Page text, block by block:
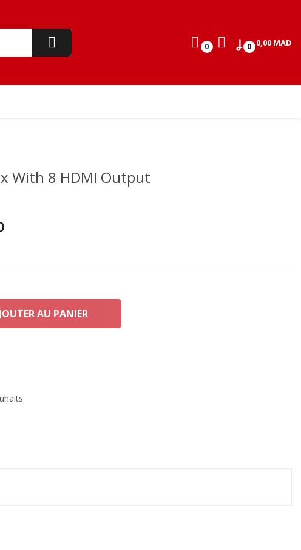
0 0,00 MAD
0
With 8 HDMI Output
AU PANIER